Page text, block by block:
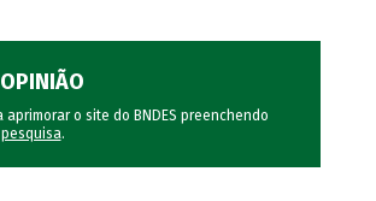
aprimorar o site do BNDES preenchendo
pesquisa.